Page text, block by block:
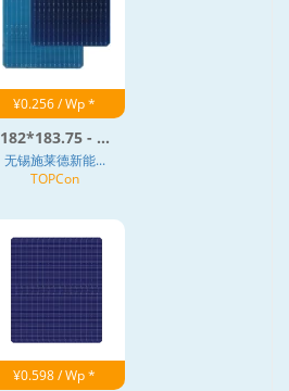
¥0.256 / Wp *
182*183.75 - ...
无锡施莱德新能...
TOPCon
¥0.598 / Wp *